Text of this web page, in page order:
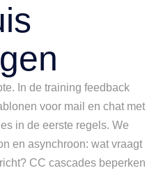
In de training feedback
voor mail en chat met
in de eerste regels. We
en asynchroon: wat vraagt
CC cascades beperken